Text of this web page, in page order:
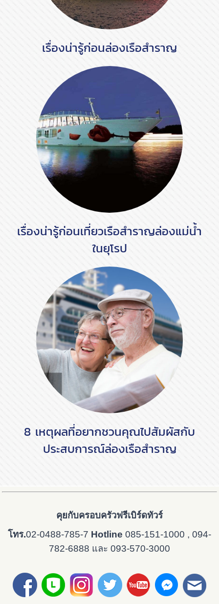
เรื่องน่ารู้ก่อนล่องเรือสำราญ
เรื่องน่ารู้ก่อนเที่ยวเรือสำราญล่องแม่น้ำ
ในยุโรป
8 เหตุผลที่อยากชวนคุณไปสัมผัสกับ
ประสบการณ์ล่องเรือสำราญ
คุยกับครอบครัวฟรีเบิร์ดทัวร์
โทร.02-0488-785-7 Hotline 085-151-1000 , 094-
782-6888 และ 093-570-3000